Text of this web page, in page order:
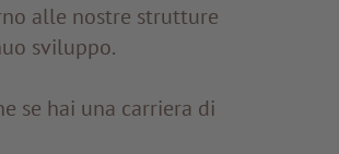
alle nostre strutture
sviluppo.
se hai una carriera di